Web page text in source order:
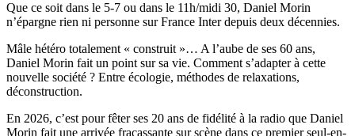
Que ce soit dans le 5-7 ou dans le 11h/midi 30, Daniel Morin
n’épargne rien ni personne sur France Inter depuis deux décennies.
Mâle hétéro totalement « construit »… A l’aube de ses 60 ans,
Daniel Morin fait un point sur sa vie. Comment s’adapter à cette
nouvelle société ? Entre écologie, méthodes de relaxations,
déconstruction.
En 2026, c’est pour fêter ses 20 ans de fidélité à la radio que Daniel
Morin fait une arrivée fracassante sur scène dans ce premier seul-en-